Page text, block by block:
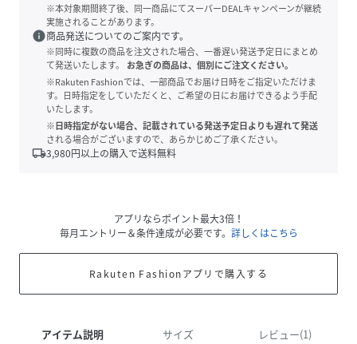
※本対象期間終了後、同一商品にてスーパーDEALキャンペーンが継続
実施されることがあります。
info商品発送についてのご案内です。
※同時に複数の商品を注文された場合、一番遅い発送予定日にまとめ
て発送いたします。
お急ぎの商品は、個別にご注文ください。
※Rakuten Fashionでは、一部商品でお届け日時をご指定いただけま
す。日時指定をしていただくと、ご希望の日にお届けできるよう手配
いたします。
※日時指定がない場合、記載されている発送予定日よりも遅れて発送
される場合がございますので、あらかじめご了承ください。
local_shipping3,980円以上の購入で送料無料
アプリならポイント最大3倍！
毎月エントリー＆条件達成が必要です。 詳しくはこちら
Rakuten Fashionアプリで購入する
アイテム説明 サイズ レビュー(1)